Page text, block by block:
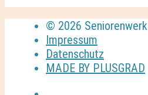
© 2026 Seniorenwerk
Impressum
Datenschutz
MADE BY PLUSGRAD